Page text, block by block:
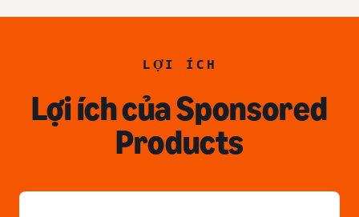
LỢI ÍCH
Lợi ích của Sponsored
Products